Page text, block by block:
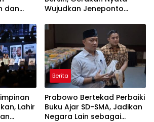
dan
Wujudkan Jeneponto
ASRI
Lahir
Berita
Prabowo Bertekad Perbaiki
Buku Ajar SD-SMA, Jadikan
Negara Lain sebagai